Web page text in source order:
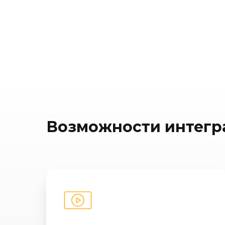
Возможности